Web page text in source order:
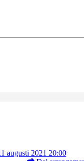
augusti 2021 20:00